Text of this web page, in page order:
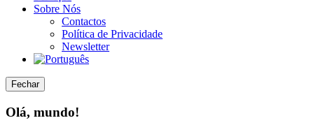
Sobre Nós
Contactos
Política de Privacidade
Newsletter
Fechar
Olá, mundo!